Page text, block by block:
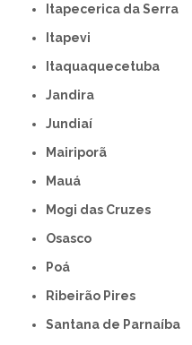
Itapecerica da Serra
Itapevi
Itaquaquecetuba
Jandira
Jundiaí
Mairiporã
Mauá
Mogi das Cruzes
Osasco
Poá
Ribeirão Pires
Santana de Parnaíba